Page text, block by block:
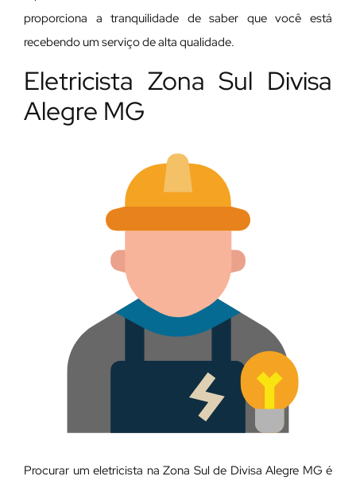
proporciona a tranquilidade de saber que você está
recebendo um serviço de alta qualidade.
Eletricista Zona Sul Divisa
Alegre MG
Procurar um eletricista na Zona Sul de Divisa Alegre MG é